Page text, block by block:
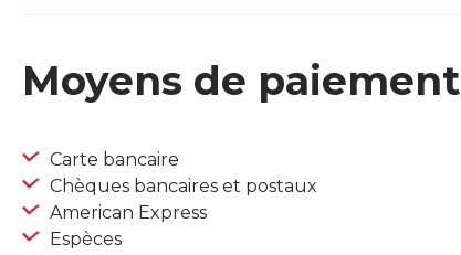
Moyens de paiement
Carte bancaire
Chèques bancaires et postaux
American Express
Espèces